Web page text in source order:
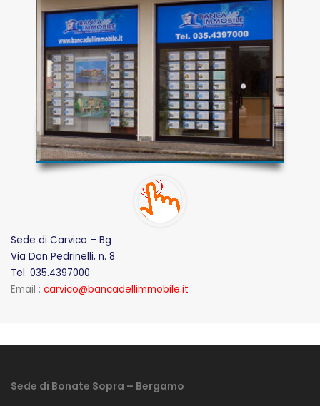
Sede di Carvico – Bg
Via Don Pedrinelli, n. 8
Tel. 035.4397000
Email : carvico@bancadellimmobile.it
Sede di Bonate Sopra – Bergamo